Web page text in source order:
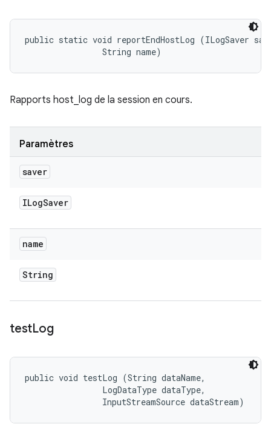
public static void reportEndHostLog (ILogSaver
                String name)
Rapports host_log de la session en cours.
Paramètres
saver
ILogSaver
name
String
testLog
public void testLog (String dataName,
                LogDataType dataType,
                InputStreamSource dataStream)